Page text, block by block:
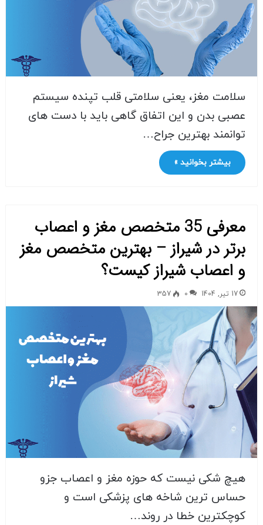
سلامت مغز، یعنی سلامتی قلب تپنده سیستم
عصبی بدن و این اتفاق گاهی باید با دست های
توانمند بهترین جراح…
بیشتر بخوانید »
معرفی 35 متخصص مغز و اعصاب
برتر در شیراز – بهترین متخصص مغز
و اعصاب شیراز کیست؟
17 تیر, 1404 0
357
هیچ شکی نیست که حوزه مغز و اعصاب جزو
حساس ترین شاخه های پزشکی است و
کوچکترین خطا در روند…